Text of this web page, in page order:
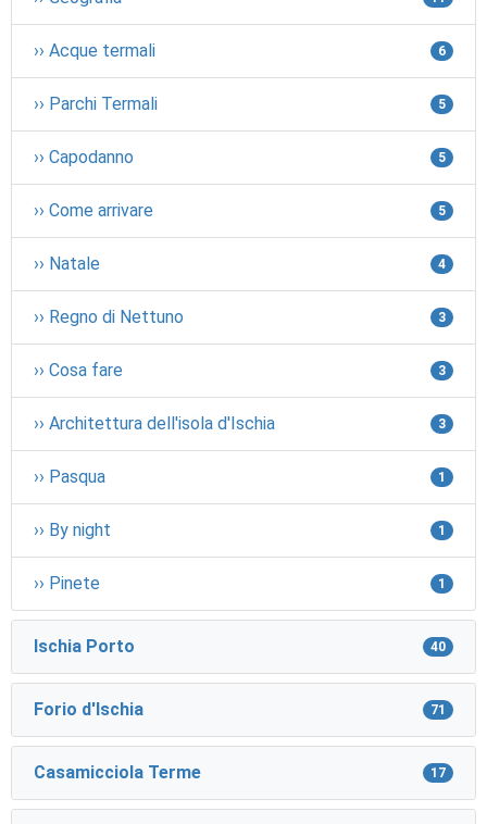
›› Acque termali 6
›› Parchi Termali 5
›› Capodanno 5
›› Come arrivare 5
›› Natale 4
›› Regno di Nettuno 3
›› Cosa fare 3
›› Architettura dell'isola d'Ischia 3
›› Pasqua 1
›› By night 1
›› Pinete 1
Ischia Porto 40
Forio d'Ischia 71
Casamicciola Terme 17